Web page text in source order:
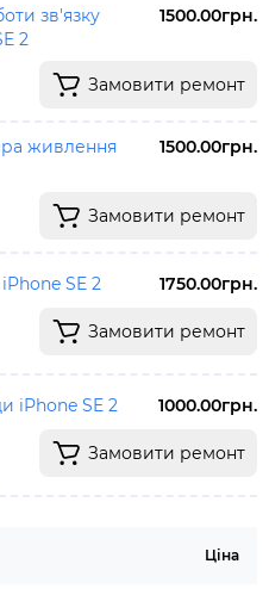
зв'язку
2
1500.00грн.
Замовити ремонт
живлення
1500.00грн.
Замовити ремонт
SE 2 1750.00грн.
Замовити ремонт
iPhone SE 2 1000.00грн.
Замовити ремонт
Ціна